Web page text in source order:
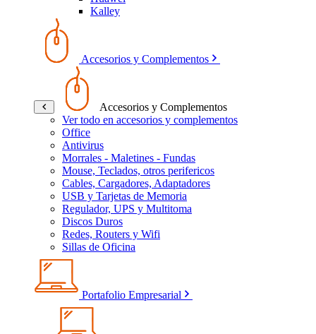
Kalley
Accesorios y Complementos
Accesorios y Complementos
Ver todo en accesorios y complementos
Office
Antivirus
Morrales - Maletines - Fundas
Mouse, Teclados, otros perifericos
Cables, Cargadores, Adaptadores
USB y Tarjetas de Memoria
Regulador, UPS y Multitoma
Discos Duros
Redes, Routers y Wifi
Sillas de Oficina
Portafolio Empresarial